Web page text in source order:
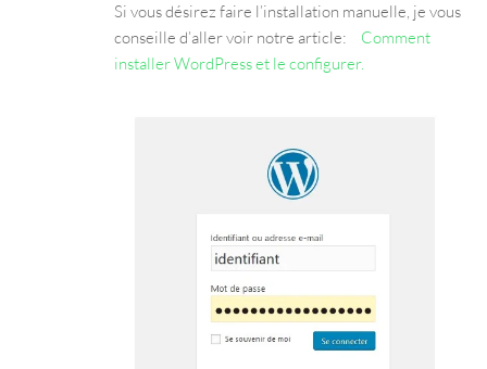
Si vous désirez faire l’installation manuelle, je vous
conseille d’aller voir notre article:
Comment
installer WordPress et le configurer.